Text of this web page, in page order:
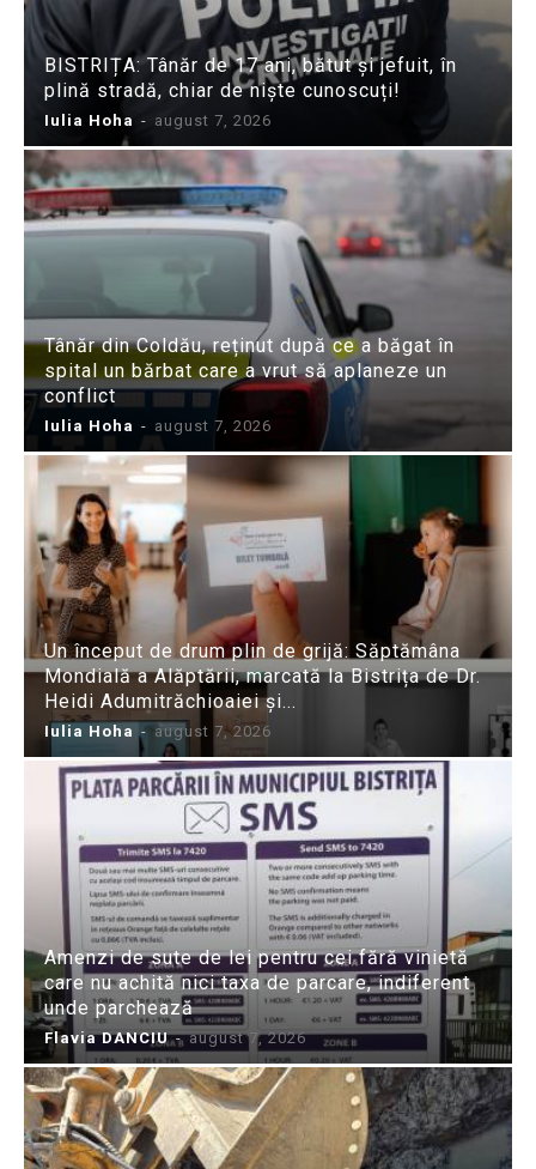
BISTRIȚA: Tânăr de 17 ani, bătut și jefuit, în
plină stradă, chiar de niște cunoscuți!
Iulia Hoha - august 7, 2026
Tânăr din Coldău, reținut după ce a băgat în
spital un bărbat care a vrut să aplaneze un
conflict
Iulia Hoha - august 7, 2026
Un început de drum plin de grijă: Săptămâna
Mondială a Alăptării, marcată la Bistrița de Dr.
Heidi Adumitrăchioaiei și...
Iulia Hoha - august 7, 2026
Amenzi de sute de lei pentru cei fără vinietă
care nu achită nici taxa de parcare, indiferent
unde parchează
Flavia DANCIU - august 7, 2026